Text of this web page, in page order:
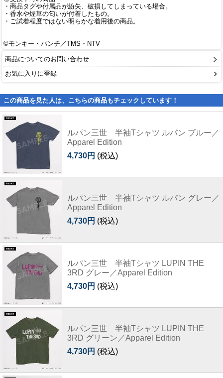
・商品タグや付属品が紛失、破損してしまっている場合。
・香水や煙草の匂いが付着したもの。
・ご試着程度ではない明らかな着用後の商品。
©モンキー・パンチ／TMS・NTV
商品についてのお問い合わせ
お気に入りに登録
この商品を見た人は、こちらの商品もチェックしています！
ルパン三世 半袖Tシャツ ルパン ブルー／
Apparel Edition
4,730円 (税込)
ルパン三世 半袖Tシャツ ルパン グレー／
Apparel Edition
4,730円 (税込)
ルパン三世 半袖Tシャツ LUPIN THE
3RD グレー／Apparel Edition
4,730円 (税込)
ルパン三世 半袖Tシャツ LUPIN THE
3RD グリーン／Apparel Edition
4,730円 (税込)